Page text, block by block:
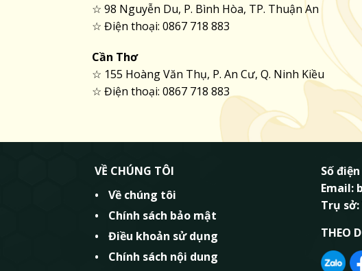
☆ 98 Nguyễn Du, P. Bình Hòa, TP. Thuận An
☆ Điện thoại: 0867 718 883
Cần Thơ
☆ 155 Hoàng Văn Thụ, P. An Cư, Q. Ninh Kiều
☆ Điện thoại: 0867 718 883
VỀ CHÚNG TÔI
Về chúng tôi
Chính sách bảo mật
Điều khoản sử dụng
Chính sách nội dung
Số
Email:
Trụ
THEO